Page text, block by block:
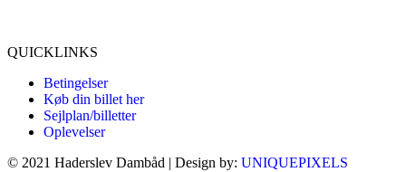
QUICKLINKS
Betingelser
Køb din billet her
Sejlplan/billetter
Oplevelser
© 2021 Haderslev Dambåd | Design by: UNIQUEPIXELS